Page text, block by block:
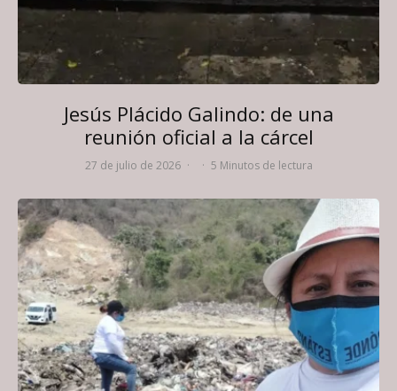
Jesús Plácido Galindo: de una
reunión oficial a la cárcel
27 de julio de 2026 · · 5 Minutos de lectura